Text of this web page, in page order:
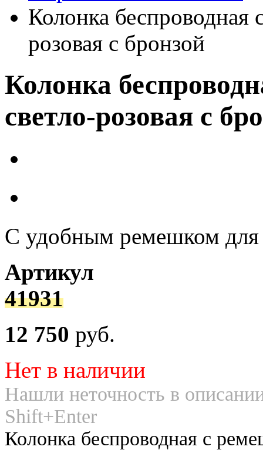
Колонка
розовая с бронзой
Колонка
светло-розовая с
С удобным ремешком для
Артикул
41931
12 750 руб.
Нет в наличии
Нашли неточность в
Shift+Enter
Колонка беспроводная с